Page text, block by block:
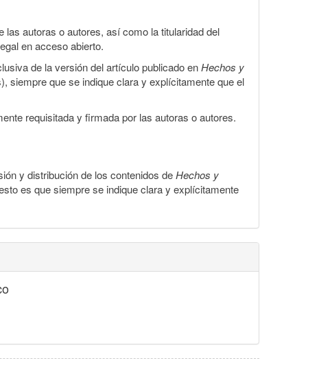
las autoras o autores, así como la titularidad del
en acceso abierto.
de la versión del artículo publicado enHechos y
siempre que se indique clara y explícitamente que el
requisitada y firmada por las autoras o autores.
y distribución de los contenidos deHechos y
es que siempre se indique clara y explícitamente